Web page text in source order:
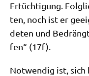
Ertüch­ti­gung.
ten, noch ist er
de­ten und
fen“ (17f).
Not­wen­dig ist, sich